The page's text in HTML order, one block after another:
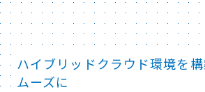
ハイブリッドクラウド環境を
ムーズに